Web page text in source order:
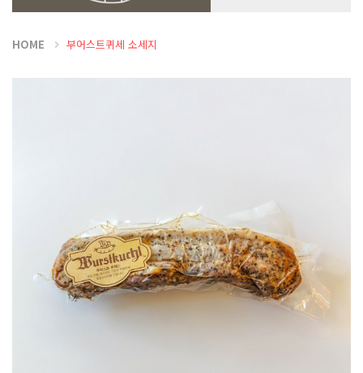
HOME 부어스트퀴세 소세지